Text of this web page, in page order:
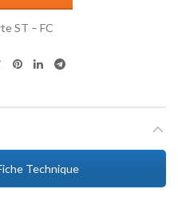
ST – FC
Technique